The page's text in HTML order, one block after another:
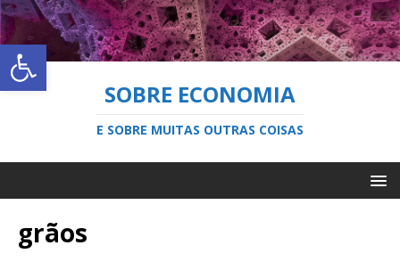
Abrir a barra de ferramentas
SOBRE ECONOMIA
E SOBRE MUITAS OUTRAS COISAS
grãos